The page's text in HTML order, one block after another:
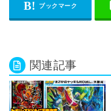
関連記事